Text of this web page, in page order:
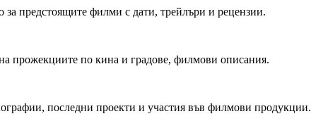
за предстоящите филми с дати, трейлъри и рецензии.
прожекциите по кина и градове, филмови описания.
последни проекти и участия във филмови продукции.